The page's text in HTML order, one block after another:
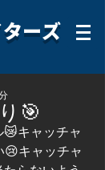
ーズ
🎯
キャッチャ
😢キャッチャ